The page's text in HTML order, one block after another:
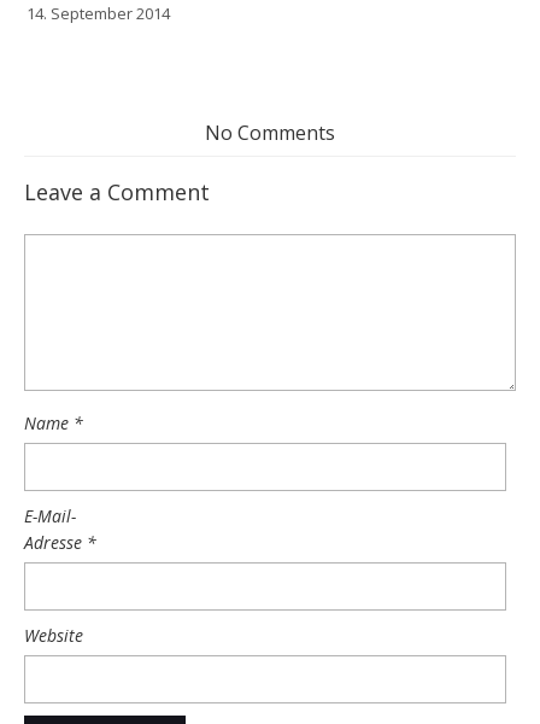
14. September 2014
No Comments
Leave a Comment
Name *
E-Mail-
Adresse *
Website